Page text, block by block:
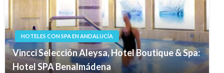
HOTELES CON SPA EN ANDALUCÍA
Vincci Selección Aleysa, Hotel Boutique & Spa:
Hotel SPA Benalmádena